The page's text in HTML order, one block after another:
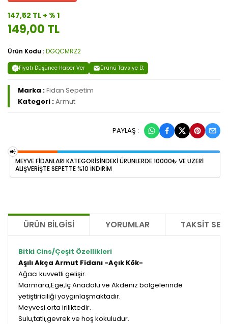
147,52 TL + % 1
149,00 TL
Ürün Kodu :DGQCMRZ2
Fiyatı Düşünce Haber Ver Ürünü Tavsiye Et
Marka :Fidan Sepetim
Kategori :Armut
PAYLAŞ :
MEYVE FİDANLARI KATEGORİSİNDEKİ ÜRÜNLERDE 10000₺ VE ÜZERİ
ALIŞVERİŞTE SEPETTE %10 İNDİRİM
ÜRÜN BILGISI YORUMLAR TAKSIT
Bitki Cins/Çeşit Özellikleri
Aşılı Akça Armut Fidanı -Açık Kök-
Ağacı kuvvetli gelişir.
Marmara,Ege,İç Anadolu ve Akdeniz bölgelerinde
yetiştiriciliği yaygınlaşmaktadır.
Meyvesi orta iriliktedir.
Sulu,tatlı,gevrek ve hoş kokuludur.